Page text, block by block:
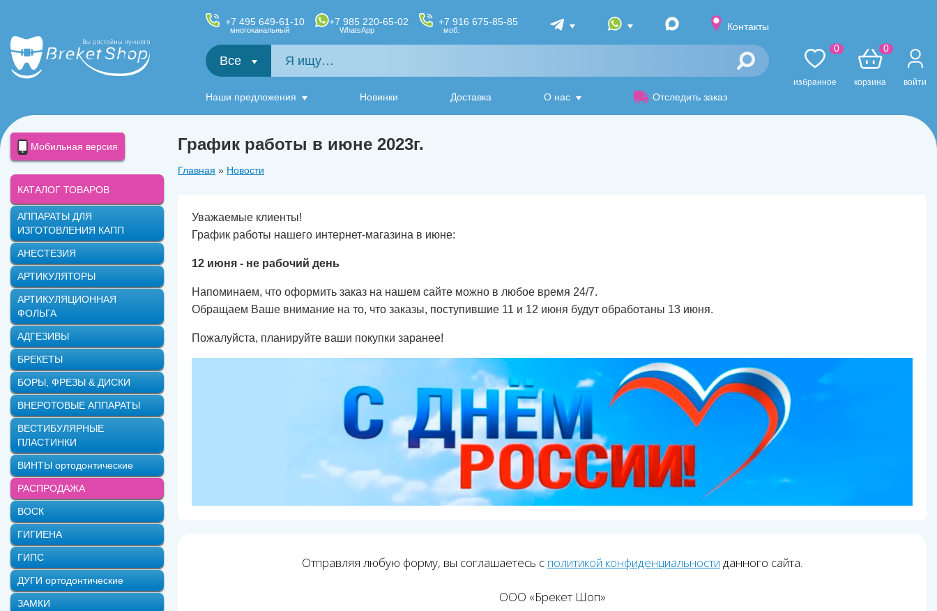
+7 495 649-61-10
многоканальный
+7 985 220-65-02
WhatsApp
+7 916 675-85-85
моб. Контакты
Все
Наши предложения Новинки Доставка О нас Отследить заказ
избранное
0
корзина
0
войти
График работы в июне 2023г.
Главная » Новости
Уважаемые клиенты!
График работы нашего интернет-магазина в июне:
12 июня - не рабочий день
Напоминаем, что оформить заказ на нашем сайте можно в любое время 24/7.
Обращаем Ваше внимание на то, что заказы, поступившие 11 и 12 июня будут обработаны 13 июня.
Пожалуйста, планируйте ваши покупки заранее!
Отправляя любую форму, вы соглашаетесь с политикой конфиденциальности данного сайта.
ООО «Брекет Шоп»
Мобильная версия
КАТАЛОГ ТОВАРОВ
АППАРАТЫ ДЛЯ
ИЗГОТОВЛЕНИЯ КАПП
АНЕСТЕЗИЯ
АРТИКУЛЯТОРЫ
АРТИКУЛЯЦИОННАЯ
ФОЛЬГА
АДГЕЗИВЫ
БРЕКЕТЫ
БОРЫ, ФРЕЗЫ & ДИСКИ
ВНЕРОТОВЫЕ АППАРАТЫ
ВЕСТИБУЛЯРНЫЕ
ПЛАСТИНКИ
ВИНТЫ ортодонтические
РАСПРОДАЖА
ВОСК
ГИГИЕНА
ГИПС
ДУГИ ортодонтические
ЗАМКИ